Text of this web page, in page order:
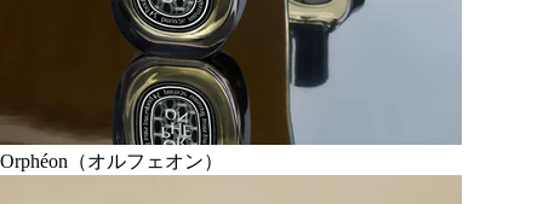
Orphéon（オルフェオン）